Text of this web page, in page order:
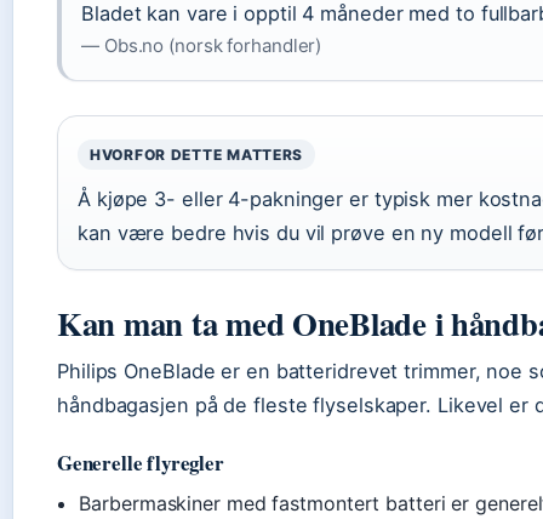
Bladet kan vare i opptil 4 måneder med to
— Obs.no (norsk forhandler)
HVORFOR DETTE MATTERS
Å kjøpe 3- eller 4-pakninger er typisk mer
kan være bedre hvis du vil prøve en ny modell
Kan man ta med OneBlade i
Philips OneBlade er en batteridrevet trimmer, noe
håndbagasjen på de fleste flyselskaper. Likevel er
Generelle flyregler
Barbermaskiner med fastmontert batteri er